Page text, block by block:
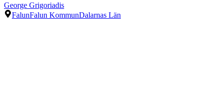
George Grigoriadis
FalunFalun KommunDalarnas Län